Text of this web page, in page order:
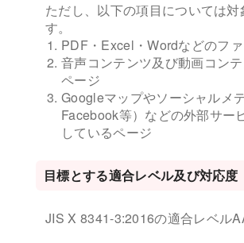
ただし、以下の項目については対
す。
PDF・Excel・Wordなどのフ
音声コンテンツ及び動画コン
ページ
Googleマップやソーシャルメ
Facebook等）などの外部サー
しているページ
目標とする適合レベル及び対応度
JIS X 8341-3:2016の適合レベル